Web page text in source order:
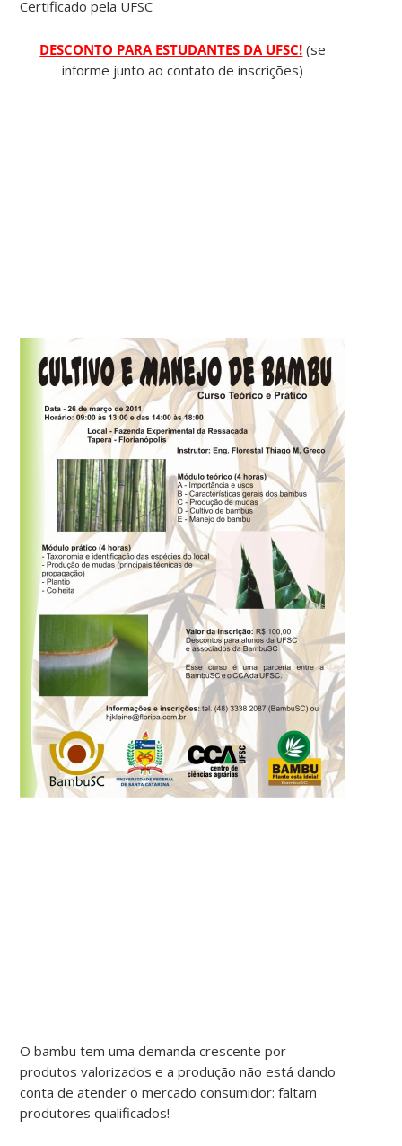
Certificado pela UFSC
DESCONTO PARA ESTUDANTES DA UFSC! (se
informe junto ao contato de inscrições)
O bambu tem uma demanda crescente por
produtos valorizados e a produção não está dando
conta de atender o mercado consumidor: faltam
produtores qualificados!